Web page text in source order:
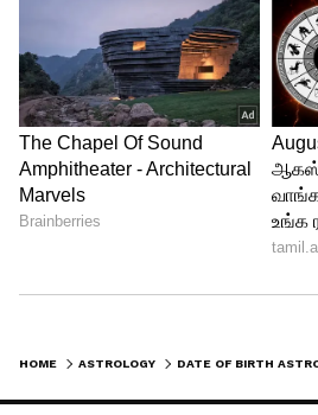
ஆரம்பித்துவிடும். 30
வீடு, வாகனம் என
எதிர்பாராத மாபெரும்
இதையும் படியுங்கள்:
ராகுவின் கொடூர
காலம் ஆரம்பம்.! மன
HOME ASTROLOGY